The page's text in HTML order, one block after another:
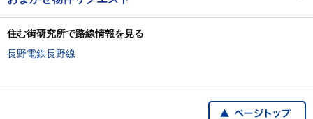
住む街研究所で路線情報を見る
長野電鉄長野線